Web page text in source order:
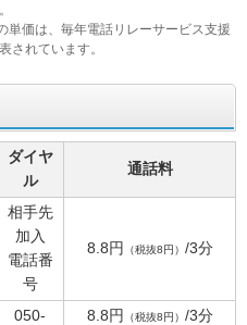
単価は、毎年電話リレーサービス支援
されています。
ダイヤ
ル
通話料
相手先
加入
電話番
号
8.8円 （税抜8円） /3分
050- 8.8円 （税抜8円） /3分